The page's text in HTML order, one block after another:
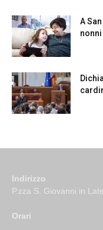
A
nonni
Indirizzo
P.zza S. Giovanni in
Orari